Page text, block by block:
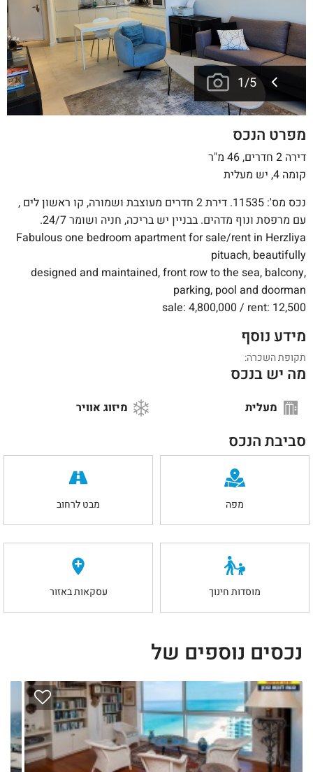
1/5
מפרט הנכס
דירה 2 חדרים, 46 מ"ר
קומה 4, יש מעלית
נכס מס': 11535. דירת 2 חדרים מעוצבת ושמורה, קו ראשון לים ,
עם מרפסת ונוף מדהים. בבניין יש בריכה, חניה ושומר 24/7.
Fabulous one bedroom apartment for sale/rent in Herzliya
pituach, beautifully
designed and maintained, front row to the sea, balcony,
parking, pool and doorman
sale: 4,800,000 / rent: 12,500
מידע נוסף
תקופת השכרה:
מה יש בנכס
מעלית מיזוג אוויר
סביבת הנכס
מפה מבט לרחוב
מוסדות חינוך עסקאות באזור
נכסים נוספים של